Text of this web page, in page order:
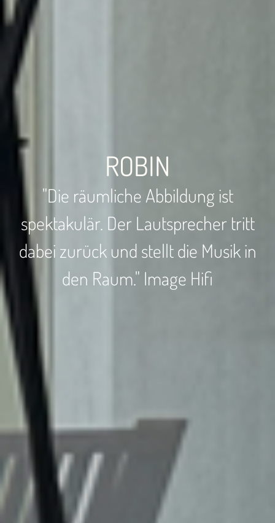
ROBIN
"Die räumliche Abbildung ist
spektakulär. Der Lautsprecher tritt
dabei zurück und stellt die Musik in
den Raum." Image Hifi